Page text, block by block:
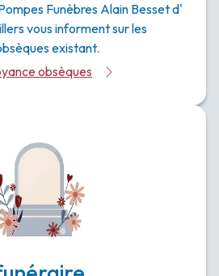
Funèbres Alain Besset d'
vous informent sur les
existant.
obsèques